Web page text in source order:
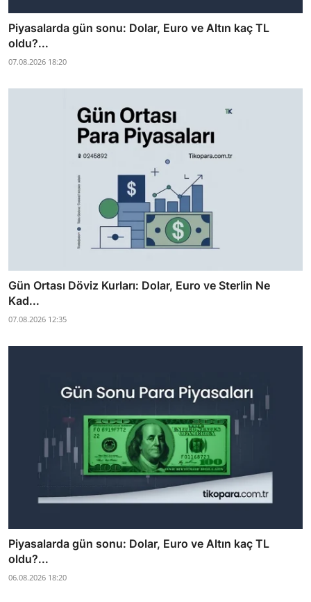
Piyasalarda gün sonu: Dolar, Euro ve Altın kaç TL
oldu?...
07.08.2026 18:20
Gün Ortası Döviz Kurları: Dolar, Euro ve Sterlin Ne
Kad...
07.08.2026 12:35
Piyasalarda gün sonu: Dolar, Euro ve Altın kaç TL
oldu?...
06.08.2026 18:20